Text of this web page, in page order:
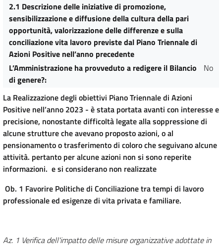
2.1 Descrizione delle iniziative di promozione,
sensibilizzazione e diffusione della cultura della pari
opportunità, valorizzazione delle differenze e sulla
conciliazione vita lavoro previste dal Piano Triennale di
Azioni Positive nell’anno precedente
L’Amministrazione ha provveduto a redigere il Bilancio
di genere?:
No
La Realizzazione degli obiettivi Piano Triennale di Azioni
Positive nell’anno 2023 - è stata portata avanti con interesse e
precisione, nonostante difficoltà legate alla soppressione di
alcune strutture che avevano proposto azioni, o al
pensionamento o trasferimento di coloro che seguivano alcune
attività. pertanto per alcune azioni non si sono reperite
informazioni. e si considerano non realizzate
Ob. 1 Favorire Politiche di Conciliazione tra tempi di lavoro
professionale ed esigenze di vita privata e familiare.
Az. 1 Verifica dell'impatto delle misure organizzative adottate in